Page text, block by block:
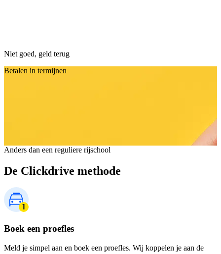
Niet goed, geld terug
Betalen in termijnen
Anders dan een reguliere rijschool
De Clickdrive methode
Boek een proefles
Meld je simpel aan en boek een proefles. Wij koppelen je aan de